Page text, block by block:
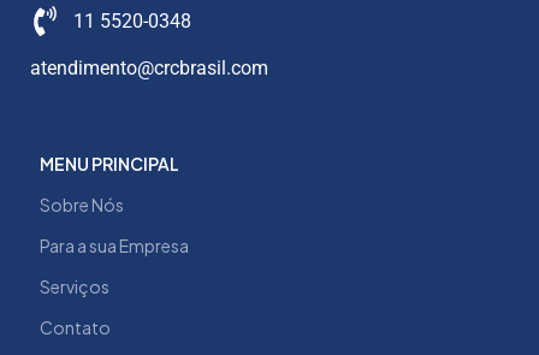
11 5520-0348
atendimento@crcbrasil.com
MENU PRINCIPAL
Sobre Nós
Para a sua Empresa
Serviços
Contato